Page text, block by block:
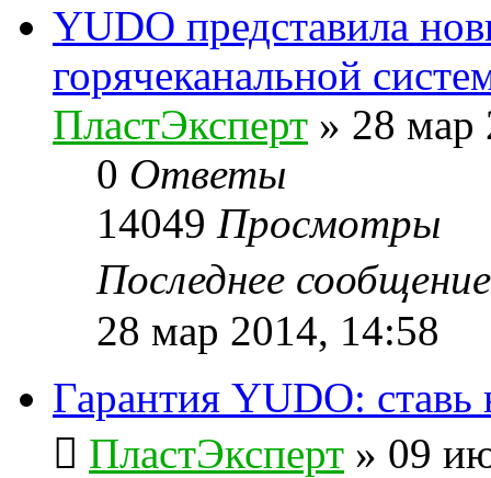
YUDO представила
горячеканальной
ПластЭксперт » 28 мар
0 Ответы
14049 Просмотры
Последнее
28 мар 2014, 14:58
Гарантия YUDO: ставь
ПластЭксперт » 09